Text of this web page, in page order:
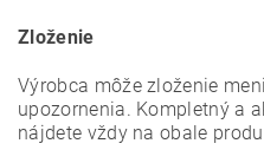
Zloženie
Výrobca môže zloženie
upozornenia. Kompletný a
nájdete vždy na obale